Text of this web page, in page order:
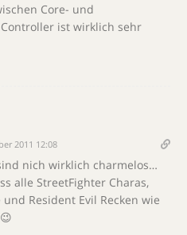
Core- und
ist wirklich sehr
2011 12:08
nich wirklich charmelos…
alle StreetFighter Charas,
Resident Evil Recken wie